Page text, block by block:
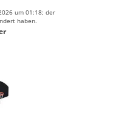
um 01:18; der
haben.